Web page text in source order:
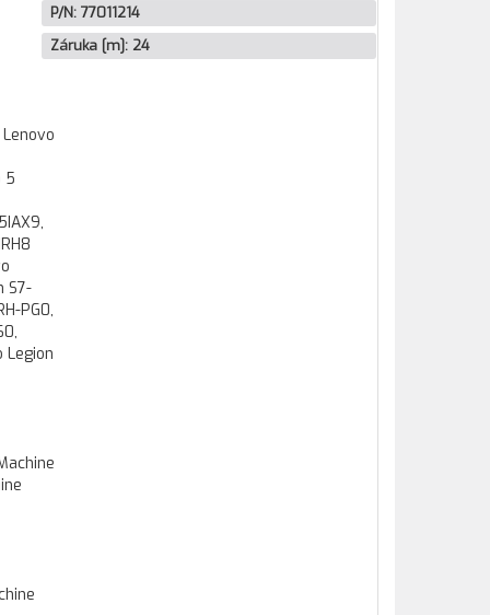
5
S7-
PG0,
Legion
P/N: 77011214
Záruka [m]: 24